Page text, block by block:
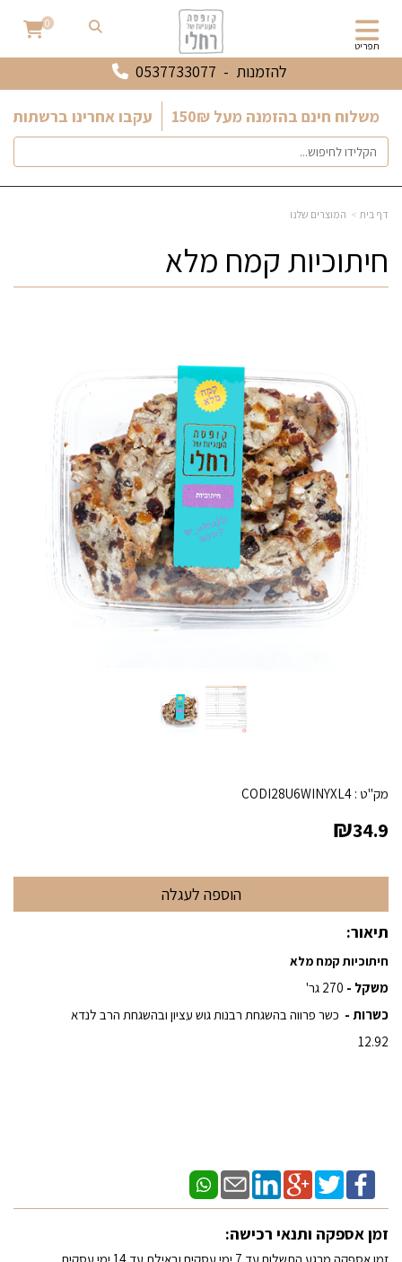
תפריט
0
להזמנות - 0537733077
משלוח חינם בהזמנה מעל 150₪ עקבו אחרינו ברשתות
דף בית המוצרים שלנו
חיתוכיות קמח מלא
מק"ט : CODI28U6WINYXL4
₪34.9
תיאור:
חיתוכיות קמח מלא
משקל -
כשרות - כשר פרווה בהשגחת רבנות גוש עציון ובהשגחת הרב לנדא
12.92
זמן אספקה ותנאי רכישה: